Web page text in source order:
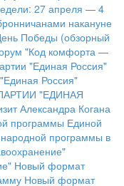
27 апреля — 4
накануне
Победы (обзорный
"Код комфорта —
"Единая Россия"
Россия"
"ЕДИНАЯ
Александра Когана
программы Единой
программы в
Новый формат
Новый формат